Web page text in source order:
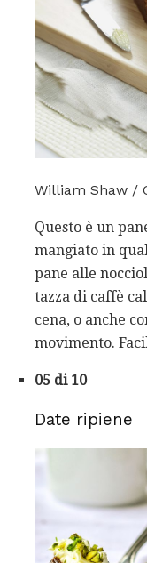
William Shaw /
Questo è un
mangiato in
pane alle
tazza di caffè
cena, o anche
movimento.
05 di 10
Date ripiene